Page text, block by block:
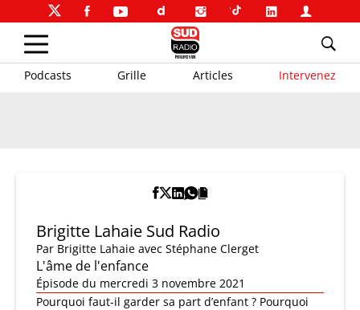
Podcasts Grille Articles Intervenez
Brigitte Lahaie Sud Radio
Par Brigitte Lahaie avec Stéphane Clerget
L'âme de l'enfance
Épisode du mercredi 3 novembre 2021
Pourquoi faut-il garder sa part d’enfant ? Pourquoi